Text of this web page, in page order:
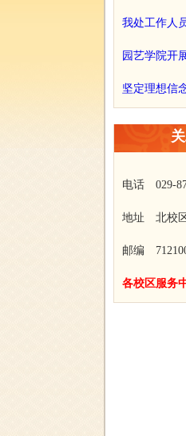
我处工作人
园艺学院开
坚定理想信
电话 029-
地址 北校
邮编
各校区服务